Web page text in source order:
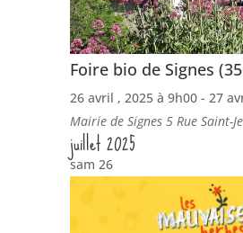
Foire bio de Signes
26 avril , 2025 à 9h00 -27
Mairie de Signes5 Rue Saint-
juillet 2025
sam26